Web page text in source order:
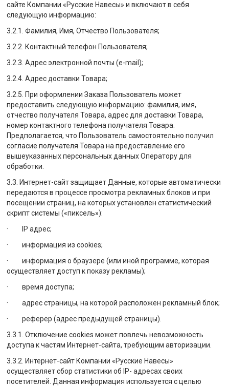
сайте Компании «Русские Навесы» и включают в себя
следующую информацию:
3.2.1. Фамилия, Имя, Отчество Пользователя;
3.2.2. Контактный телефон Пользователя;
3.2.3. Адрес электронной почты (e-mail);
3.2.4. Адрес доставки Товара;
3.2.5. При оформлении Заказа Пользователь может
предоставить следующую информацию: фамилия, имя,
отчество получателя Товара, адрес для доставки Товара,
номер контактного телефона получателя Товара.
Предполагается, что Пользователь самостоятельно получил
согласие получателя Товара на предоставление его
вышеуказанных персональных данных Оператору для
обработки.
3.3. Интернет-сайт защищает Данные, которые автоматически
передаются в процессе просмотра рекламных блоков и при
посещении страниц, на которых установлен статистический
скрипт системы («пиксель»):
· IP адрес;
· информация из cookies;
· информация о браузере (или иной программе, которая
осуществляет доступ к показу рекламы);
· время доступа;
· адрес страницы, на которой расположен рекламный блок;
· реферер (адрес предыдущей страницы).
3.3.1. Отключение cookies может повлечь невозможность
доступа к частям Интернет-сайта, требующим авторизации.
3.3.2. Интернет-сайт Компании «Русские Навесы»
осуществляет сбор статистики об IP- адресах своих
посетителей. Данная информация используется с целью